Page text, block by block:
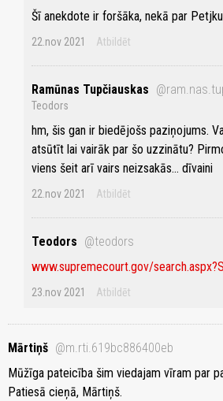
Šī anekdote ir foršāka, nekā par Petjku
22.nov 2021 Atbildēt
Ramūnas Tupčiauskas
Teodors
hm, šis gan ir biedējošs paziņojums.
atsūtīt lai vairāk par šo uzzinātu?
viens šeit arī vairs neizsakās... dīvaini
22.nov 2021 Atbildēt
Teodors @teodors
www.supremecourt.gov/
23.nov 2021 Atbildēt
Mārtiņš @m.rti.619bc886400eb
Mūžīga pateicība šim viedajam vīram par
Patiesā cieņā, Mārtiņš.